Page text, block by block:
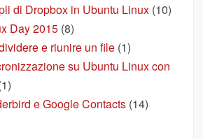
di Dropbox in Ubuntu Linux (10)
Day 2015 (8)
e riunire un file (1)
su Ubuntu Linux con
e Google Contacts (14)